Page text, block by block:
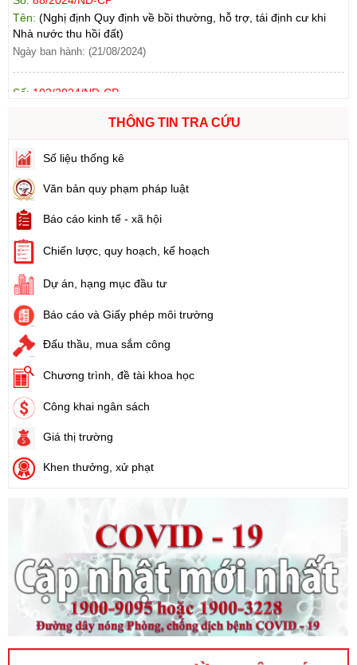
Ngày ban hành: (21/08/2024)
Số:102/2024/NĐ-CP
Đất đai)
Ngày ban hành: (21/08/2024)
Số:
103/2024/NĐ-CP
Tên:
Ngày ban hành: (21/08/2024)
Số:
Tên:
(Kế hoạch triển khai thi hành Luật Đất đai năm 2024)
Ngày ban hành: (21/08/2024)
Số:71/2024/NĐ-CP
Tên:
(Nghị định Quy định về giá đất)
Ngày ban hành: (21/08/2024)
Số:
31/2024/QH15
Tên:
(Luật Đất đai)
Ngày ban hành: (21/08/2024)
Số:88/2024/NĐ-CP
Tên:
(Nghị định Quy định về bồi thường, hỗ trợ, tái định cư khi
THÔNG TIN TRA CỨU
Số liệu thống kê
Văn bản quy phạm pháp luật
Báo cáo kinh tế - xã hội
Chiến lược, quy hoạch, kế hoạch
Dự án, hạng mục đầu tư
Báo cáo và Giấy phép môi trường
Đấu thầu, mua sắm công
Chương trình, đề tài khoa học
Công khai ngân sách
Giá thị trường
Khen thưởng, xử phạt